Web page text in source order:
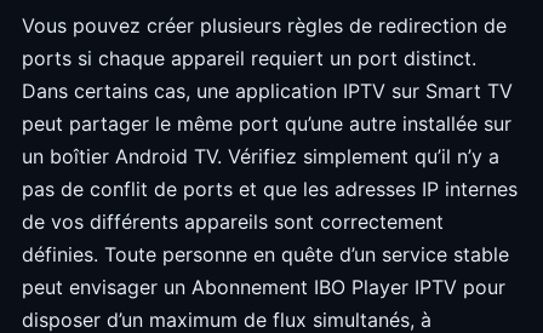
Vous pouvez créer plusieurs règles de redirection de
ports si chaque appareil requiert un port distinct.
Dans certains cas, une application IPTV sur Smart TV
peut partager le même port qu’une autre installée sur
un boîtier Android TV. Vérifiez simplement qu’il n’y a
pas de conflit de ports et que les adresses IP internes
de vos différents appareils sont correctement
définies. Toute personne en quête d’un service stable
peut envisager un Abonnement IBO Player IPTV pour
disposer d’un maximum de flux simultanés, à